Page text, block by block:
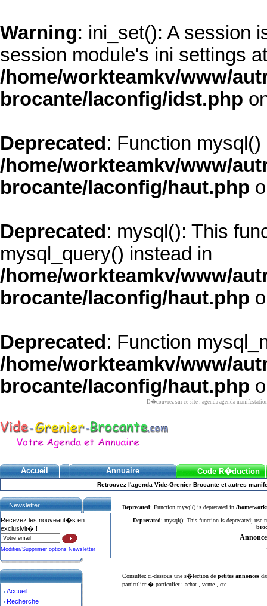
Warning: ini_set(): A session
session module's ini settings
/home/workteamkv/www/
brocante/laconfig/idst.php
Deprecated : Function
/home/workteamkv/www/
brocante/laconfig/haut.php
Deprecated : mysql(): This
mysql_query() instead in
/home/workteamkv/www/
brocante/laconfig/haut.php
Deprecated : Function
/home/workteamkv/www/
brocante/laconfig/haut.php
D�couvrez sur ce site : agenda agenda
Accueil Annuaire Code R�duction
Retrouvez l'agenda Vide-Grenier Brocante et autres
Deprecated: Function mysql() is deprecated in /home/
Deprecated: mysql(): This function is deprecated; use
Consultez ci-dessous une s�lection de petites annonces
particulier � particulier : achat , vente , etc .
Newsletter
Recevez les nouveaut�s en
exclusivit� !
Modifier/Supprimer options Newsletter
Accueil
Recherche